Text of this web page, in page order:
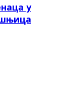
у